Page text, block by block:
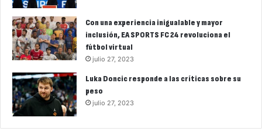
Con una experiencia inigualable y mayor
inclusión, EA SPORTS FC 24 revoluciona el
fútbol virtual
julio 27, 2023
Luka Doncic responde a las críticas sobre su
peso
julio 27, 2023